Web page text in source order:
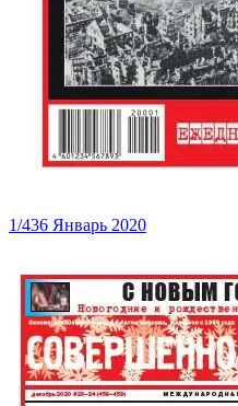
1/436 Январь 2020